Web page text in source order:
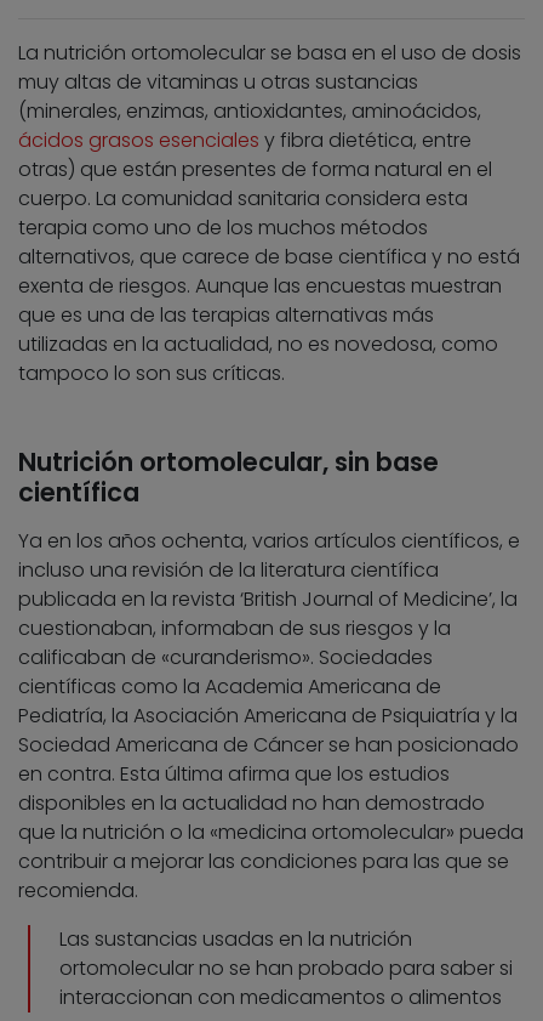
La nutrición ortomolecular se basa en el uso de dosis
muy altas de vitaminas u otras sustancias
(minerales, enzimas, antioxidantes, aminoácidos,
ácidos grasos esenciales y fibra dietética, entre
otras) que están presentes de forma natural en el
cuerpo. La comunidad sanitaria considera esta
terapia como uno de los muchos métodos
alternativos, que carece de base científica y no está
exenta de riesgos. Aunque las encuestas muestran
que es una de las terapias alternativas más
utilizadas en la actualidad, no es novedosa, como
tampoco lo son sus críticas.
Nutrición ortomolecular, sin base
científica
Ya en los años ochenta, varios artículos científicos, e
incluso una revisión de la literatura científica
publicada en la revista ‘British Journal of Medicine’, la
cuestionaban, informaban de sus riesgos y la
calificaban de «curanderismo». Sociedades
científicas como la Academia Americana de
Pediatría, la Asociación Americana de Psiquiatría y la
Sociedad Americana de Cáncer se han posicionado
en contra. Esta última afirma que los estudios
disponibles en la actualidad no han demostrado
que la nutrición o la «medicina ortomolecular» pueda
contribuir a mejorar las condiciones para las que se
recomienda.
Las sustancias usadas en la nutrición
ortomolecular no se han probado para saber si
interaccionan con medicamentos o alimentos